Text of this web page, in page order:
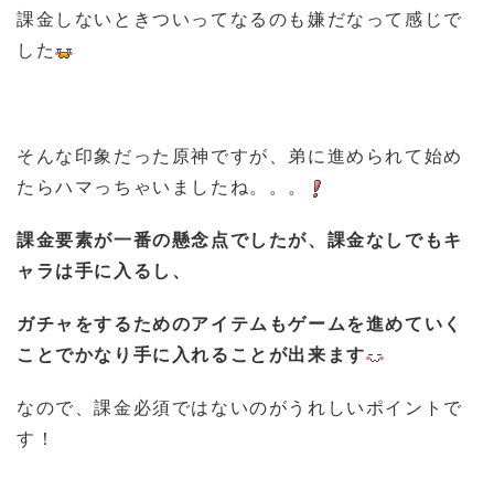
課金しないときついってなるのも嫌だなって感じで
した
そんな印象だった原神ですが、弟に進められて始め
たらハマっちゃいましたね。。。
課金要素が一番の懸念点でしたが、課金なしでもキ
ャラは手に入るし、
ガチャをするためのアイテムもゲームを進めていく
ことでかなり手に入れることが出来ます
なので、課金必須ではないのがうれしいポイントで
す！